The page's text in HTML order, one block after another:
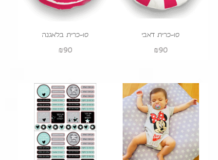
סו-כרית דאבי
₪90
סו-כרית בלאגנה
₪90